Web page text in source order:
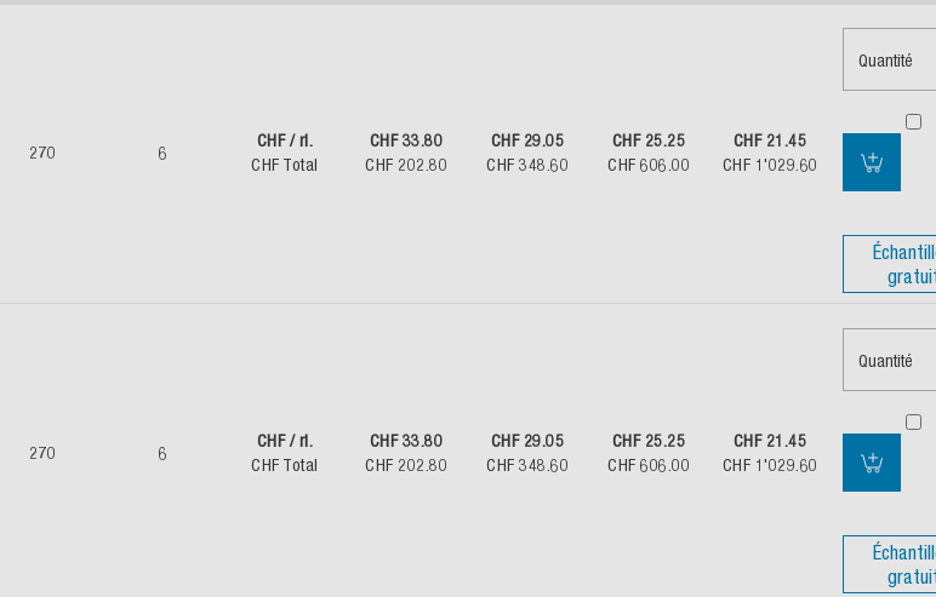
270 6
CHF / rl.
CHF Total
CHF 33.80
CHF 202.80
CHF 29.05
CHF 348.60
CHF 25.25
CHF 606.00
CHF 21.45
CHF 1'029.60
Quantité
270 6
CHF / rl.
CHF Total
CHF 33.80
CHF 202.80
CHF 29.05
CHF 348.60
CHF 25.25
CHF 606.00
CHF 21.45
CHF 1'029.60
Quantité